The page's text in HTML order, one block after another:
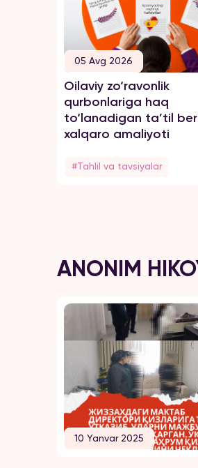
05 Avg 2026
Oilaviy zo‘ravonlik
qurbonlariga haq
to‘lanadigan ta’til
xalqaro amaliyoti
#Tahlil va tavsiyalar
ANONIM
10 Yanvar 2025